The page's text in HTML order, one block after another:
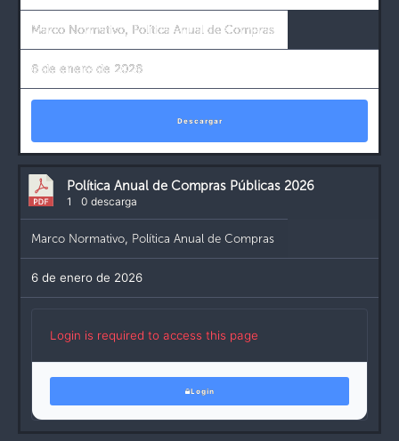
Marco Normativo, Política Anual de Compras
6 de enero de 2026
Descargar
Política Anual de Compras Públicas 2026
1 0 descarga
Marco Normativo, Política Anual de Compras
6 de enero de 2026
Login is required to access this page
Login